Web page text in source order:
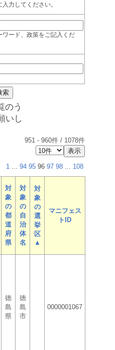
力してください。
ード、政策をご記入くだ
のう
いし
951 - 960件 / 1078件
1 ... 94 95 96 97 98 ... 108
対
象
の
都
道
府
県
対
象
の
自
治
体
名
対
象
の
選
挙
区
▲
マニフェス
トID
徳
島
県
徳
島
市
0000001067